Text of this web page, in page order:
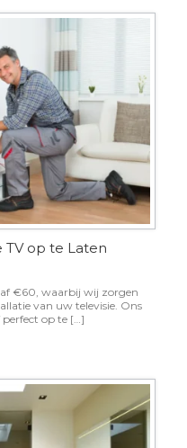
op te Laten
€60, waarbij wij zorgen
van uw televisie. Ons
op te […]